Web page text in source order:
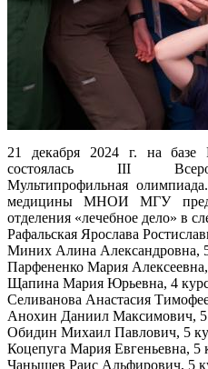
21 декабря 2024 г. на
состоялась III
Мультипрофильная
медицины МНОИ МГУ
отделения «лечебное дело» в
Рафальская Ярослава
Миних Алина Александровна,
Парфененко Мария
Щапина Мария Юрьевна, 4
Селиванова Анастасия
Анохин Даниил Максимович, 5
Обидин Михаил Павлович, 5
Коцепуга Мария Евгеньевна, 5
Чанышев Раис Альфирович, 5